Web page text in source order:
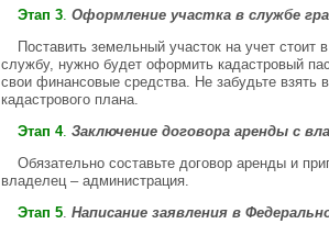
Этап 3. Оформление участка в службе
Поставить земельный участок на учет
службу, нужно будет оформить кадастровый
свои финансовые средства. Не забудьте взять
кадастрового плана.
Этап 4. Заключение договора аренды с
Обязательно составьте договор аренды и
владелец – администрация.
Этап 5. Написание заявления в